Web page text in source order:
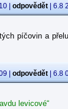
| odpovědět | 6.8
píčovin a
| odpovědět | 6.8
levicové“